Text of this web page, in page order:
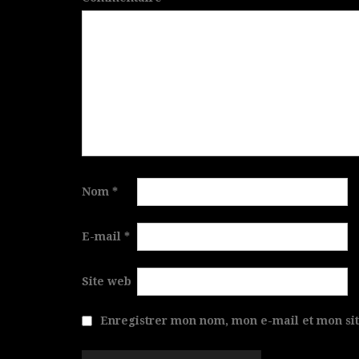
Nom *
E-mail *
Site web
Enregistrer mon nom, mon e-mail et mon